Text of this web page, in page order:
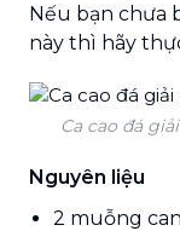
Nếu bạn chưa
này thì hãy
Ca cao đá
Nguyên liệu
2 muỗng